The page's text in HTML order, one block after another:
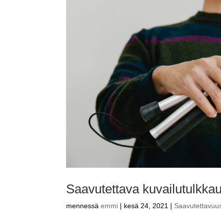
Saavutettava
mennessäemmi | kesä 24, 2021 |